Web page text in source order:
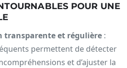
POUR UNE
transparente et régulière :
permettent de détecter
et d’ajuster la